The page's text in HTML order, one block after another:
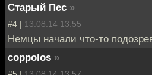
Старый Пес »
#4 | 13.08.14 13:55
Немцы начали что-то
coppolos »